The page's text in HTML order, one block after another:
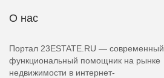
О нас
Портал 23ESTATE.RU — современный
функциональный помощник на рынке
недвижимости в интернет-